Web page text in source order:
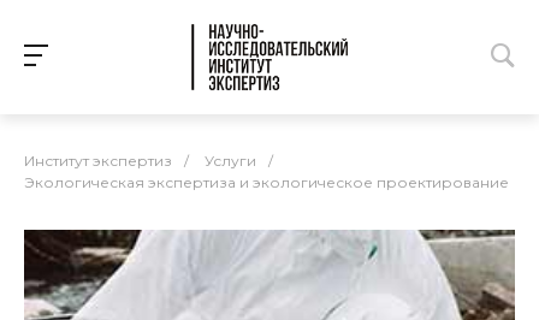
Институт экспертиз / Услуги
/
Экологическая экспертиза и экологическое проектирование